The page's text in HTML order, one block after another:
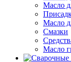
Масло
Масло
Смазки
Масло